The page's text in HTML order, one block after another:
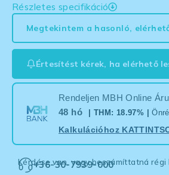
Részletes specifikáció
Megtekintem a hasonló,
Értesítést kérek, ha elérhető
Rendeljen MBH Online
48 hó
| THM: 18.97% |
Kalkulációhoz
Kérdése van, vagy beszámíttatná
+36-30-7939-000